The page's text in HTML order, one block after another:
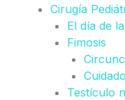
Cirugía
El día de
Fimosis
Testículo